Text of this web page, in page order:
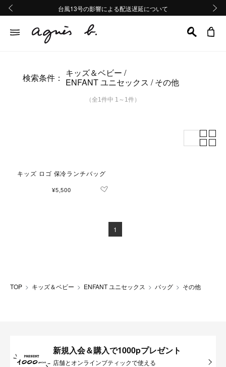
熊本地域地震の影響による配送遅延について
Summer Sale 2buy10%OFF!!
台風13号の影響による配送遅延について
熊本地域地震の影響による配送遅延について
Summer Sale 2buy10%OFF!!
検索条件： キッズ＆ベビー
ENFANT ユニセックス
その他
（全1件中 1～1件）
キッズ ロゴ 保冷ランチバッグ
¥5,500
1
TOP キッズ＆ベビー ENFANT ユニセックス バッグ その他
新規入会＆購入で1000pプレゼント
店舗とオンラインブティックで使える